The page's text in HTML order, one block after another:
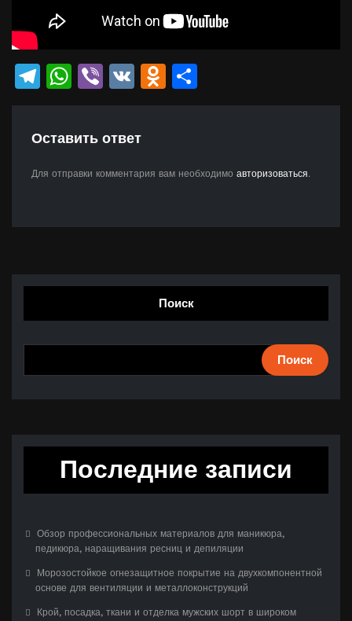
Telegram
WhatsApp
Viber
VK Odnoklassniki
Оставить ответ
Для отправки комментария вам необходимо авторизоваться.
Поиск
Поиск
Последние записи
Обзор профессиональных материалов для маникюра,
педикюра, наращивания ресниц и депиляции
Морозостойкое огнезащитное покрытие на двухкомпонентной
основе для вентиляции и металлоконструкций
Крой, посадка, ткани и отделка мужских шорт в широком